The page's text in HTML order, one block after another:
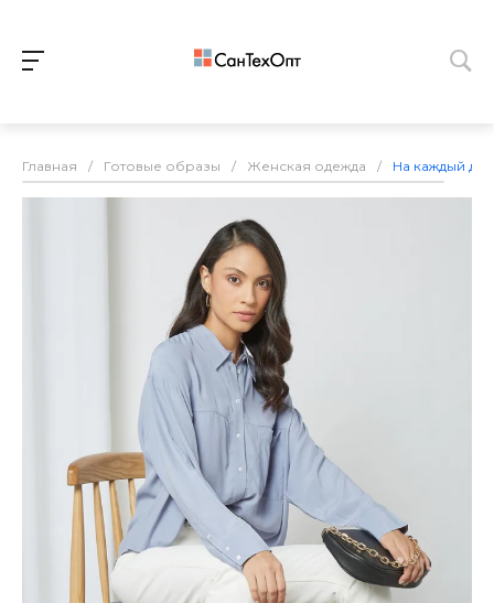
Главная / Готовые образы / Женская одежда / На каждый